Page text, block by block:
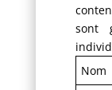
sont
Nom